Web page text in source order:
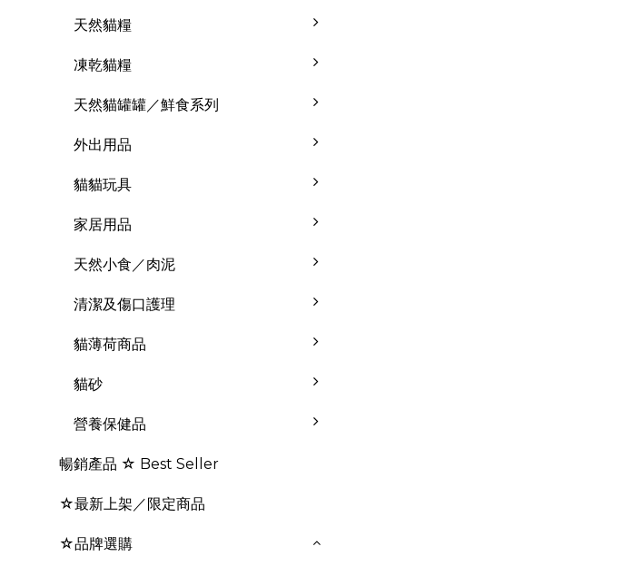
天然貓糧
凍乾貓糧
天然貓罐罐／鮮食系列
外出用品
貓貓玩具
家居用品
天然小食／肉泥
清潔及傷口護理
貓薄荷商品
貓砂
營養保健品
暢銷產品 ☆ Best Seller
☆最新上架／限定商品
☆品牌選購